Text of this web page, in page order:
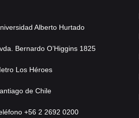
Alberto Hurtado
Bernardo O’Higgins 1825
Los Héroes
de Chile
+56 2 2692 0200